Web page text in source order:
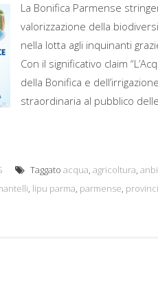
La Bonifica Parmense
valorizzazione della
nella lotta agli inquinanti
Con il significativo claim
della Bonifica e
straordinaria al pubblico
Taggato acqua, agricoltura, anbi
, lipu parma, parmense,